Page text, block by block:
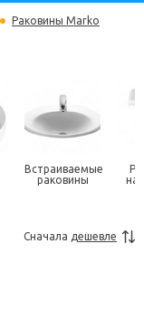
Раковины Marko
Встраиваемые
раковины
Сначала дешевле